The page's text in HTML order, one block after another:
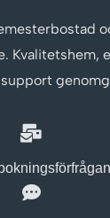
Kvalitetshem,